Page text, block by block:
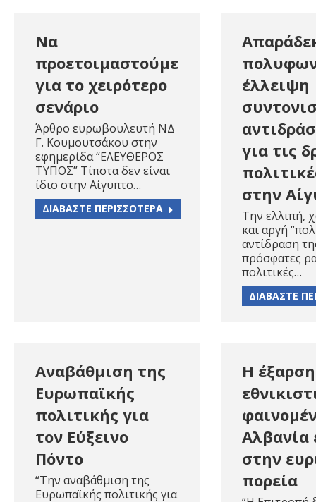
Να
προετοιμαστούμε
για το χειρότερο
σενάριο
Άρθρο ευρωβουλευτή ΝΔ
Γ. Κουμουτσάκου στην
εφημερίδα “ΕΛΕΥΘΕΡΟΣ
ΤΥΠΟΣ” Τίποτα δεν είναι
ίδιο στην Αίγυπτο…
ΔΙΑΒΑΣΤΕ ΠΕΡΙΣΣΟΤΕΡΑ
έλλειψη
για τις
στην
Την ελλιπή,
και αργή
αντίδραση
πρόσφατες
πολιτικές…
ΔΙΑΒΑΣΤΕ
Αναβάθμιση της
Ευρωπαϊκής
πολιτικής για
τον Εύξεινο
Πόντο
“Την αναβάθμιση της
Ευρωπαϊκής πολιτικής για
Η έξαρση
Αλβανία
στην
πορεία